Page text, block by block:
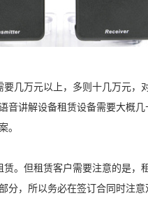
几万元以上，多则十几万元
音讲解设备租赁设备需要大概
。
。但租赁客户需要注意的是
，所以务必在签订合同时注